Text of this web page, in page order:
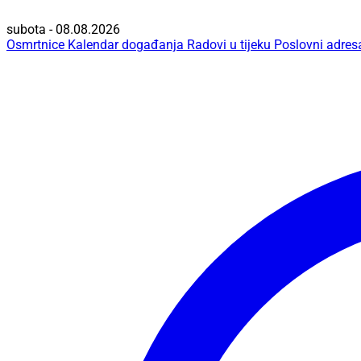
subota - 08.08.2026
Osmrtnice Kalendar događanja Radovi u tijeku Poslovni